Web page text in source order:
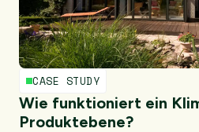
CASE STUDY
Wie funktioniert ein
Produktebene?